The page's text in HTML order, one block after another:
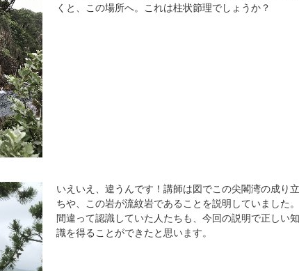
くと、この場所へ。これは柱状節理でしょうか？
いえいえ、違うんです！講師は図でこの尖閣湾の成り立
ちや、この岩が流紋岩であることを説明していました。
間違って認識していた人たちも、今回の説明で正しい知
識を得ることができたと思います。